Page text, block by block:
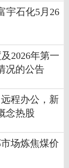
宇石化5月26
2026年第一
况的公告
程办公，新
念热股
场炼焦煤价